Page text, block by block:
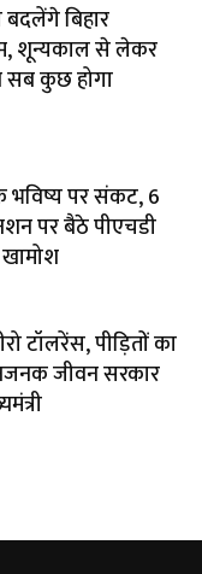
बिहार
शून्यकाल से लेकर
कुछ होगा
भविष्य पर संकट, 6
पर बैठे पीएचडी
टॉलरेंस, पीड़ितों का
जीवन सरकार